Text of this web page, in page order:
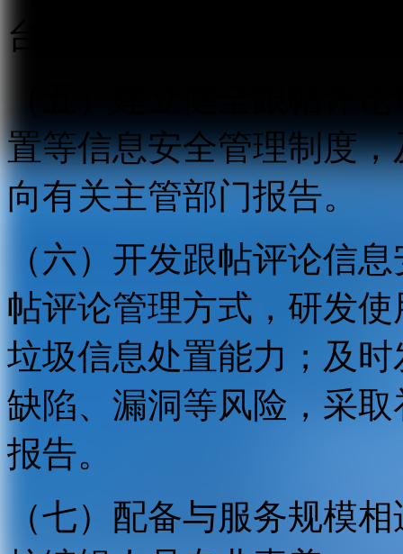
台和页面同时提供与之
置等信息安全管理制度
向有关主管部门报告。
（六）开发跟帖评论信
帖评论管理方式，研发
垃圾信息处置能力；及
缺陷、漏洞等风险，采
报告。
（七）配备与服务规模